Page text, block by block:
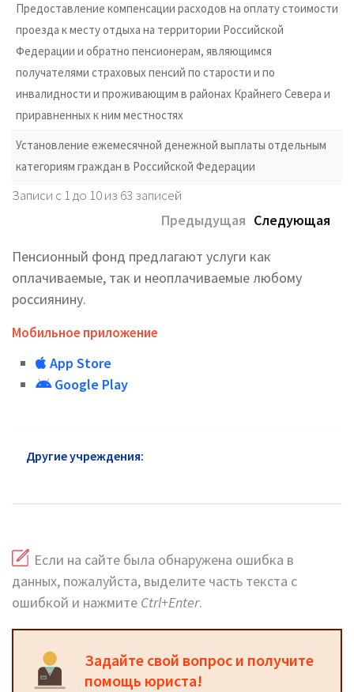
Предоставление компенсации расходов на оплату стоимости
проезда к месту отдыха на территории Российской
Федерации и обратно пенсионерам, являющимся
получателями страховых пенсий по старости и по
инвалидности и проживающим в районах Крайнего Севера и
приравненных к ним местностях
Установление ежемесячной денежной выплаты отдельным
категориям граждан в Российской Федерации
Записи с 1 до 10 из 63 записей
Предыдущая Следующая
Пенсионный фонд предлагают услуги как
оплачиваемые, так и неоплачиваемые любому
россиянину.
Мобильное приложение
App Store
Google Play
Другие учреждения:
Если на сайте была обнаружена ошибка в
данных, пожалуйста, выделите часть текста с
ошибкой и нажмите Ctrl+Enter.
Задайте свой вопрос и получите
помощь юриста!